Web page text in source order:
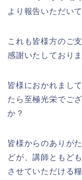
より報告いただい
これも皆様方のご
感謝いたしておりま
皆様におかれまし
たら至極光栄でご
か？
皆様からのありが
どが、講師ともど
させていただける